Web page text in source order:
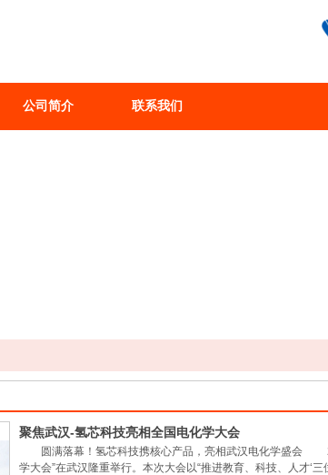
公司简介 联系我们
聚焦武汉-氢芯科技亮相全国电化学大会
圆满落幕！氢芯科技携核心产品，亮相武汉电化学盛会
学大会”在武汉隆重举行。本次大会以“推进教育、科技、人才‘